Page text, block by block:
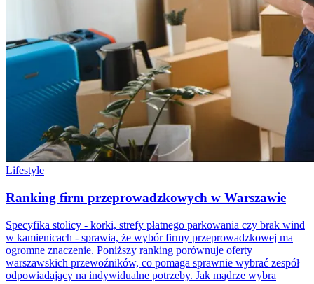
Lifestyle
Ranking firm przeprowadzkowych w Warszawie
Specyfika stolicy - korki, strefy płatnego parkowania czy brak wind
w kamienicach - sprawia, że wybór firmy przeprowadzkowej ma
ogromne znaczenie. Poniższy ranking porównuje oferty
warszawskich przewoźników, co pomaga sprawnie wybrać zespół
odpowiadający na indywidualne potrzeby. Jak mądrze wybra